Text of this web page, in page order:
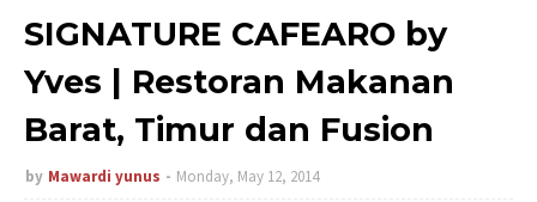
SIGNATURE CAFEARO by
Yves | Restoran Makanan
Barat, Timur dan Fusion
by Mawardi yunus Monday, May 12, 2014